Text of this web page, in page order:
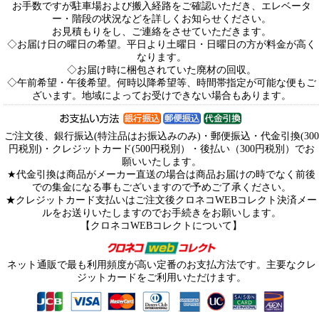
お手数ですが駐車場および搬入経路をご確認いただき、エレベータ
ー・階段の状況などを詳しくお知らせください。
お見積もりをし、ご連絡をさせていただきます。
◇お届け日の曜日の希望。平日より土曜日・日曜日の方が料金が高く
なります。
◇お届け時に梱包されていた廃材の回収。
◇午前希望・午後希望。何時以降希望等、時間帯指定が可能な便もご
ざいます。地域によってお受けできない場合もあります。
ご注文後、銀行振込(特注品はお振込みのみ)・郵便振込・代金引換(300
円税別)・クレジットカード(500円税別）・後払い（300円税別）でお
願いいたします。
★代金引換は商品がメーカー直送の場合は商品お届けの時でなく前後
での集金になる事もございますので予めご了承ください。
★クレジットカード支払いはご注文後クロネコWEBコレクト決済メー
ルをお送りいたしますのでお手続きをお願いします。
【クロネコWEBコレクトについて】
ネット通販で最も利用頻度が高い定番のお支払方法です。主要なクレ
ジットカードをご利用いただけます。